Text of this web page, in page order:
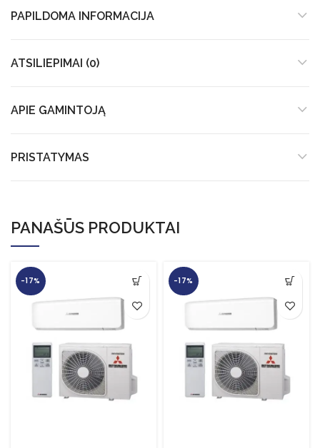
PAPILDOMA INFORMACIJA
ATSILIEPIMAI (0)
APIE GAMINTOJĄ
PRISTATYMAS
PANAŠŪS PRODUKTAI
-17% -17%